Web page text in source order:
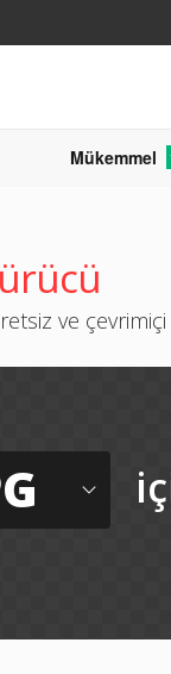
Mükemmel
ve çevrimiçi